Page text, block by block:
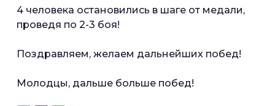
4 человека остановились в шаге от медали,
проведя по 2-3 боя!
Поздравляем, желаем дальнейших побед!
Молодцы, дальше больше побед!